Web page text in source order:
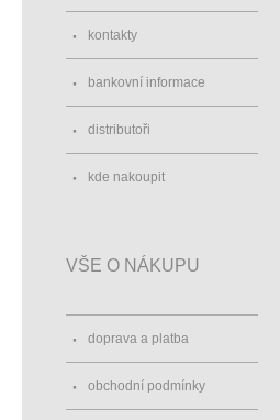
kontakty
bankovní informace
distributoři
kde nakoupit
VŠE O NÁKUPU
doprava a platba
obchodní podmínky